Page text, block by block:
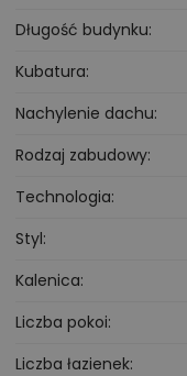
Długość budynku
Kubatura
Nachylenie dachu
Rodzaj zabudowy
Technologia
Styl
Kalenica
Liczba pokoi
Liczba łazienek